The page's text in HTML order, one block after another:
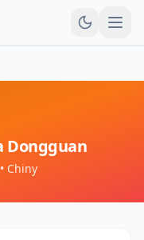
Dongguan
• Chiny